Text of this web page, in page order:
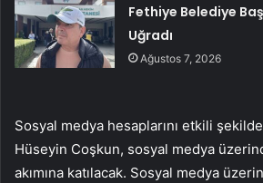
Fethiye Belediye
Uğradı
Ağustos 7, 2026
Sosyal medya hesaplarını etkili
Hüseyin Coşkun, sosyal medya
akımına katılacak. Sosyal medya